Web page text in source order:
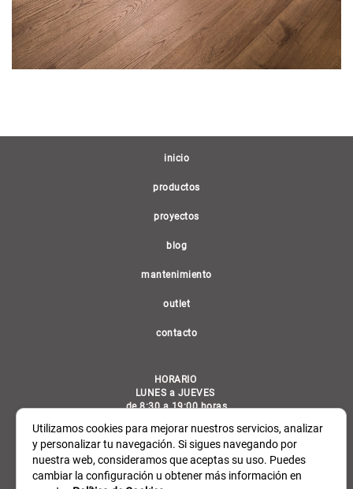
Utilizamos cookies para mejorar nuestros servicios, analizar
y personalizar tu navegación. Si sigues navegando por
nuestra web, consideramos que aceptas su uso. Puedes
cambiar la configuración u obtener más información en
inicio(current)
productos
proyectos
blog
mantenimiento
outlet
contacto
HORARIO
LUNES a JUEVES
de 8:30 a 19:00 horas
de 8:30 a 14:30 horas
C/ General Álvarez de Castro, 6 Madrid 28010
Tel.: 914 489 344 / email: info@detarima.com